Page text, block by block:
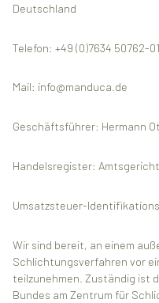
Deutschland
Telefon: +49 (0)7634 50762-01
Mail: info@manduca.de
Geschäftsführer: Hermann
Handelsregister: Amtsgericht
Umsatzsteuer-
Wir sind bereit, an einem
Schlichtungsverfahren vor
teilzunehmen. Zuständig ist
Bundes am Zentrum für